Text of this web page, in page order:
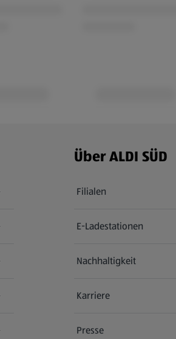
Über ALDI SÜD
Filialen
E-Ladestationen
Nachhaltigkeit
Karriere
Presse